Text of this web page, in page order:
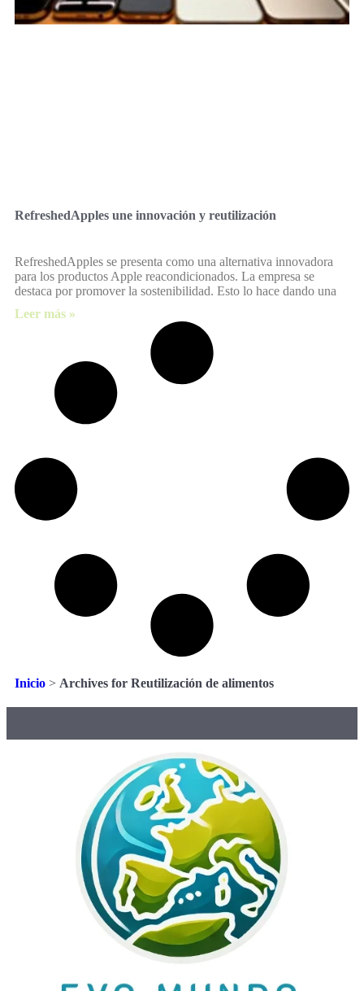
RefreshedApples une innovación y reutilización
RefreshedApples se presenta como una alternativa innovadora
para los productos Apple reacondicionados. La empresa se
destaca por promover la sostenibilidad. Esto lo hace dando una
Leer más »
Inicio > Archives for Reutilización de alimentos